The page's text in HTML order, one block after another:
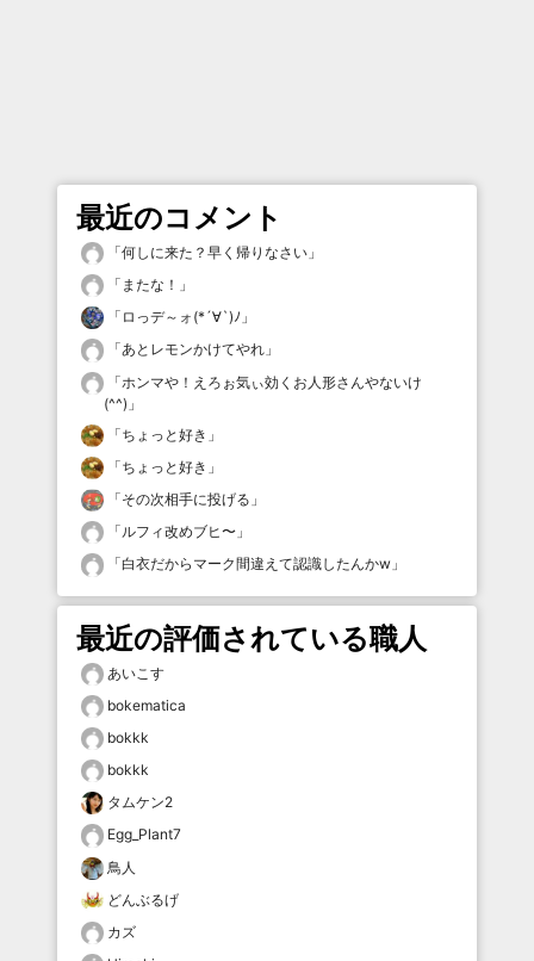
最近のコメント
「何しに来た？早く帰りなさい 」
「 またな！ 」
「 ロっデ～ォ(*´∀`)ﾉ 」
「あとレモンかけてやれ 」
「ホンマや！えろぉ気ぃ効くお人形さんやないけ
(^^) 」
「ちょっと好き 」
「ちょっと好き 」
「その次相手に投げる 」
「ルフィ改めブヒ〜 」
「白衣だからマーク間違えて認識したんかw 」
最近の評価されている職人
あいこす
bokematica
bokkk
bokkk
タムケン2
Egg_Plant7
鳥人
どんぶるげ
カズ